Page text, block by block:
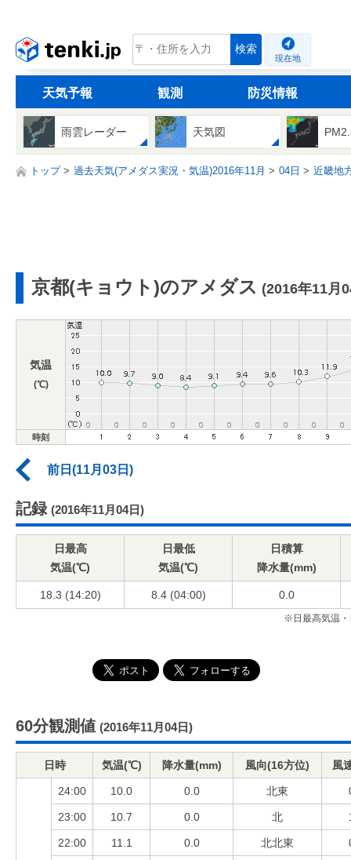
tenki.jp 検索
現在地
天気予報 観測 防災情報
雨雲レーダー 天気図
トップ 過去天気(アメダス実況・気温)2016年11月 04日 近畿地
京都(キョウト)のアメダス (2016年11月
気温
(℃)
時刻
前日(11月03日)
記録 (2016年11月04日)
日最高
気温(℃)
日最低
気温(℃)
日積算
降水量(mm)
18.3 (14:20) 8.4 (04:00) 0.0
※日最高気温・
60分観測値 (2016年11月04日)
日時 気温(℃) 降水量(mm) 風向(16方位) 風
24:00 10.0 0.0 北東
23:00 10.7 0.0 北
22:00 11.1 0.0 北北東